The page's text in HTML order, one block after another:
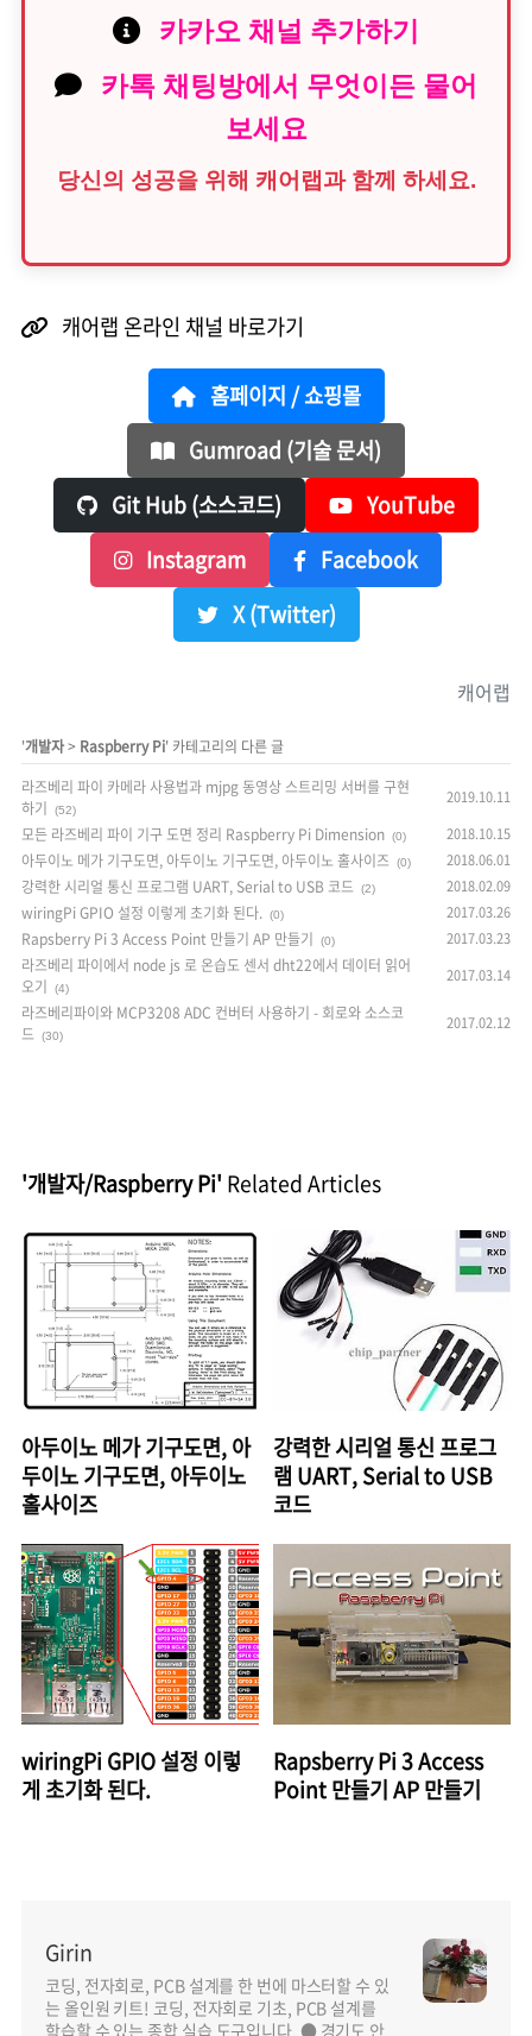
카카오 채널 추가하기
카톡 채팅방에서 무엇이든 물어
보세요
당신의 성공을 위해 캐어랩과 함께 하세요.
캐어랩 온라인 채널 바로가기
홈페이지 / 쇼핑몰
Gumroad (기술 문서)
Git Hub (소스코드)
YouTube
Instagram
Facebook
X (Twitter)
캐어랩
'개발자> Raspberry Pi' 카테고리의 다른 글
라즈베리 파이 카메라 사용법과 mjpg 동영상 스트리밍 서버를 구현
하기
(52)
2019.10.11
모든 라즈베리 파이 기구 도면 정리 Raspberry Pi Dimension (0) 2018.10.15
아두이노 메가 기구도면, 아두이노 기구도면, 아두이노 홀사이즈 (0) 2018.06.01
강력한 시리얼 통신 프로그램 UART, Serial to USB 코드 (2) 2018.02.09
wiringPi GPIO 설정 이렇게 초기화 된다. (0) 2017.03.26
Rapsberry Pi 3 Access Point 만들기 AP 만들기 (0) 2017.03.23
라즈베리 파이에서 node js 로 온습도 센서 dht22에서 데이터 읽어
오기
(4)
2017.03.14
라즈베리파이와 MCP3208 ADC 컨버터 사용하기 - 회로와 소스코
드
(30)
2017.02.12
'개발자/Raspberry Pi' Related Articles
아두이노 메가 기구도면, 아
두이노 기구도면, 아두이노
홀사이즈
강력한 시리얼 통신 프로그
램 UART, Serial to USB
코드
wiringPi GPIO 설정 이렇
게 초기화 된다.
Rapsberry Pi 3 Access
Point 만들기 AP 만들기
Girin
코딩, 전자회로, PCB 설계를 한 번에 마스터할 수 있
는 올인원 키트! 코딩, 전자회로 기초, PCB 설계를
학습할 수 있는 종합 실습 도구입니다. ● 경기도 안